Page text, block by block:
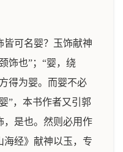
皆可名婴？玉饰献神
饰也”；“婴，绕
得为婴。而婴不必
”，本书作者又引郭
，是也。然则必用作
海经》献神以玉，专